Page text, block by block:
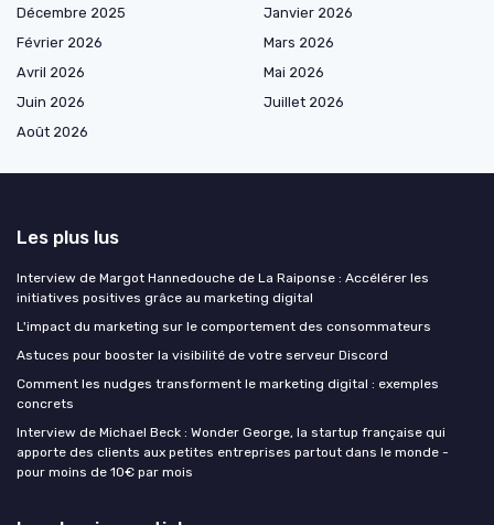
Décembre 2025
Janvier 2026
Février 2026
Mars 2026
Avril 2026
Mai 2026
Juin 2026
Juillet 2026
Août 2026
Les plus lus
Interview de Margot Hannedouche de La Raiponse : Accélérer les
initiatives positives grâce au marketing digital
L'impact du marketing sur le comportement des consommateurs
Astuces pour booster la visibilité de votre serveur Discord
Comment les nudges transforment le marketing digital : exemples
concrets
Interview de Michael Beck : Wonder George, la startup française qui
apporte des clients aux petites entreprises partout dans le monde -
pour moins de 10€ par mois